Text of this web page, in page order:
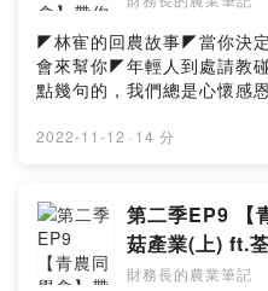
FBhttps://
formosagoose@gmail.com
◤林寉的回農故事◤當你決
會來幫你◤年輕人到處請教
點幾句的，我們總是心懷感
持續澆灌我們的熱情◤荃賀
農業筆記 FBhttps://
聯絡我們
2022-11-12 · 14 分
第二季EP9 【青農同學會】帶你認識杏鮑
菇產業(上) ft.
財務長的農業筆記